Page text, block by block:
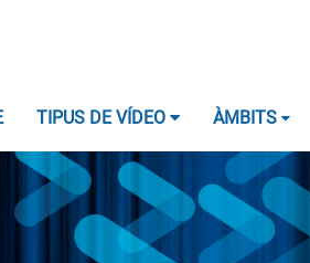
TIPUS DE VÍDEO ÀMBITS